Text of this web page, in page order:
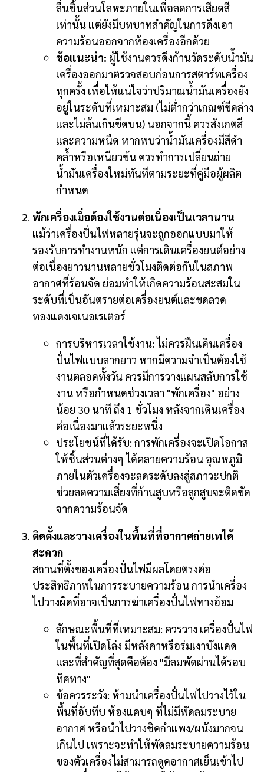
ลื่นชิ้นส่วนโลหะภายในเพื่อลดการเสียดสี
เท่านั้น แต่ยังมีบทบาทสำคัญในการดึงเอา
ความร้อนออกจากห้องเครื่องอีกด้วย
ข้อแนะนำ: ผู้ใช้งานควรดึงก้านวัดระดับน้ำมัน
เครื่องออกมาตรวจสอบก่อนการสตาร์ทเครื่อง
ทุกครั้ง เพื่อให้แน่ใจว่าปริมาณน้ำมันเครื่องยัง
อยู่ในระดับที่เหมาะสม (ไม่ต่ำกว่าเกณฑ์ขีดล่าง
และไม่ล้นเกินขีดบน) นอกจากนี้ ควรสังเกตสี
และความหนืด หากพบว่าน้ำมันเครื่องมีสีดำ
คล้ำหรือเหนียวข้น ควรทำการเปลี่ยนถ่าย
น้ำมันเครื่องใหม่ทันทีตามระยะที่คู่มือผู้ผลิต
กำหนด
พักเครื่องเมื่อต้องใช้งานต่อเนื่องเป็นเวลานาน
แม้ว่าเครื่องปั่นไฟหลายรุ่นจะถูกออกแบบมาให้
รองรับการทำงานหนัก แต่การเดินเครื่องยนต์อย่าง
ต่อเนื่องยาวนานหลายชั่วโมงติดต่อกันในสภาพ
อากาศที่ร้อนจัด ย่อมทำให้เกิดความร้อนสะสมใน
ระดับที่เป็นอันตรายต่อเครื่องยนต์และขดลวด
ทองแดงเจเนอเรเตอร์
การบริหารเวลาใช้งาน: ไม่ควรฝืนเดินเครื่อง
ปั่นไฟแบบลากยาว หากมีความจำเป็นต้องใช้
งานตลอดทั้งวัน ควรมีการวางแผนสลับการใช้
งาน หรือกำหนดช่วงเวลา "พักเครื่อง" อย่าง
น้อย 30 นาที ถึง 1 ชั่วโมง หลังจากเดินเครื่อง
ต่อเนื่องมาแล้วระยะหนึ่ง
ประโยชน์ที่ได้รับ: การพักเครื่องจะเปิดโอกาส
ให้ชิ้นส่วนต่างๆ ได้คลายความร้อน อุณหภูมิ
ภายในตัวเครื่องจะลดระดับลงสู่สภาวะปกติ
ช่วยลดความเสี่ยงที่ก้านสูบหรือลูกสูบจะติดขัด
จากความร้อนจัด
ติดตั้งและวางเครื่องในพื้นที่ที่อากาศถ่ายเทได้
สะดวก
สถานที่ตั้งของเครื่องปั่นไฟมีผลโดยตรงต่อ
ประสิทธิภาพในการระบายความร้อน การนำเครื่อง
ไปวางผิดที่อาจเป็นการฆ่าเครื่องปั่นไฟทางอ้อม
ลักษณะพื้นที่ที่เหมาะสม: ควรวาง เครื่องปั่นไฟ
ในพื้นที่เปิดโล่ง มีหลังคาหรือร่มเงาบังแดด
และที่สำคัญที่สุดคือต้อง "มีลมพัดผ่านได้รอบ
ทิศทาง"
ข้อควรระวัง: ห้ามนำเครื่องปั่นไฟไปวางไว้ใน
พื้นที่อับทึบ ห้องแคบๆ ที่ไม่มีพัดลมระบาย
อากาศ หรือนำไปวางชิดกำแพง/ผนังมากจน
เกินไป เพราะจะทำให้พัดลมระบายความร้อน
ของตัวเครื่องไม่สามารถดูดอากาศเย็นเข้าไป